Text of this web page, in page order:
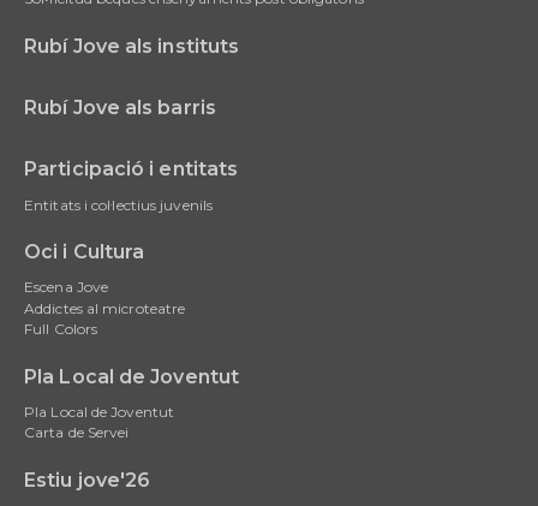
Rubí Jove als instituts
Rubí Jove als barris
Participació i entitats
Entitats i col·lectius juvenils
Oci i Cultura
Escena Jove
Addictes al microteatre
Full Colors
Pla Local de Joventut
Pla Local de Joventut
Carta de Servei
Estiu jove'26